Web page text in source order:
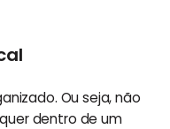
Ou seja, não
dentro de um